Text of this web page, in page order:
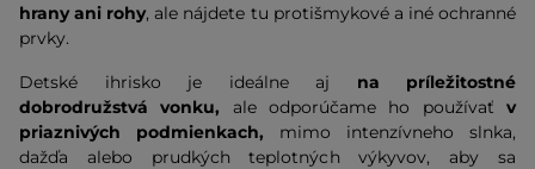
hrany ani rohy, ale nájdete tu protišmykové a iné ochranné
prvky.
Detské ihrisko je ideálne aj na príležitostné
dobrodružstvá vonku, ale odporúčame ho používaťv
priaznivých podmienkach, mimo intenzívneho slnka,
dažďa alebo prudkých teplotných výkyvov, aby sa